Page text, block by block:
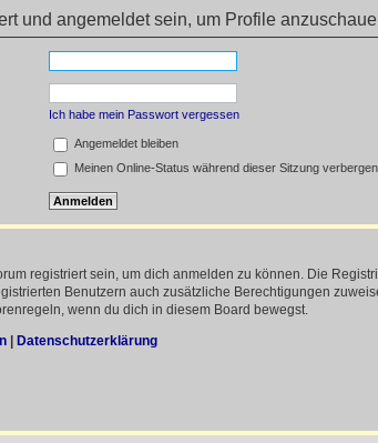
und angemeldet sein, um Profile
Ich habe mein Passwort vergessen
Angemeldet bleiben
Meinen Online-Status während dieser Sitzung verbergen
registriert sein, um dich anmelden zu können. Die
Benutzern auch zusätzliche Berechtigungen
wenn du dich in diesem Board bewegst.
| Datenschutzerklärung